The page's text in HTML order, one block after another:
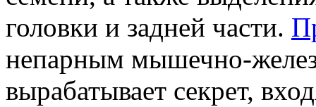
головки и задней части.
непарным мышечно-
вырабатывает секрет,